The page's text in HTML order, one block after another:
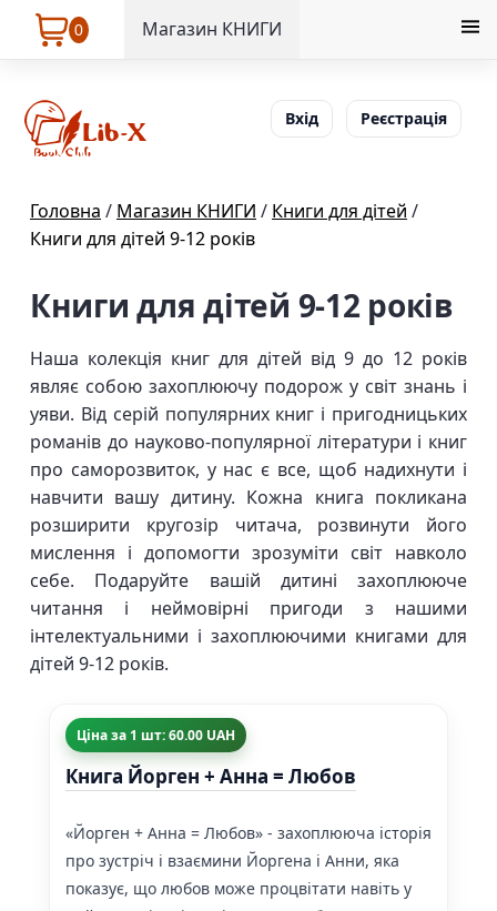
0 Магазин КНИГИ
Вхід Реєстрація
Головна / Магазин КНИГИ / Книги для дітей /
Книги для дітей 9-12 років
Книги для дітей 9-12 років
Наша колекція книг для дітей від 9 до 12 років
являє собою захоплюючу подорож у світ знань і
уяви. Від серій популярних книг і пригодницьких
романів до науково-популярної літератури і книг
про саморозвиток, у нас є все, щоб надихнути і
навчити вашу дитину. Кожна книга покликана
розширити кругозір читача, розвинути його
мислення і допомогти зрозуміти світ навколо
себе. Подаруйте вашій дитині захоплююче
читання і неймовірні пригоди з нашими
інтелектуальними і захоплюючими книгами для
дітей 9-12 років.
Ціна за 1 шт: 60.00 UAH
Книга Йорген + Анна = Любов
«Йорген + Анна = Любов» - захоплююча історія
про зустріч і взаємини Йоргена і Анни, яка
показує, що любов може процвітати навіть у